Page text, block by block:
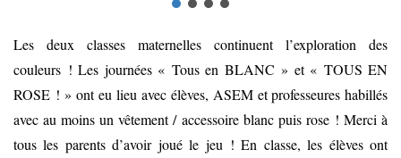
Les deux classes maternelles continuent l’exploration des
couleurs ! Les journées « Tous en BLANC » et « TOUS EN
ROSE ! » ont eu lieu avec élèves, ASEM et professeures habillés
avec au moins un vêtement / accessoire blanc puis rose ! Merci à
tous les parents d’avoir joué le jeu ! En classe, les élèves ont